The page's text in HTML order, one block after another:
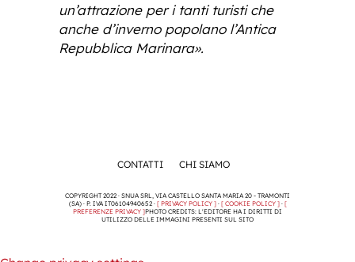
un’attrazione per i tanti turisti che
anche d’inverno popolano l’Antica
Repubblica Marinara».
CONTATTI CHI SIAMO
COPYRIGHT 2022 · SNUA SRL, VIA CASTELLO SANTA MARIA 20 - TRAMONTI
(SA) · P. IVA IT06104940652 · [ PRIVACY POLICY ]· [ COOKIE POLICY ]· [
PREFERENZE PRIVACY ]PHOTO CREDITS: L'EDITORE HA I DIRITTI DI
UTILIZZO DELLE IMMAGINI PRESENTI SUL SITO